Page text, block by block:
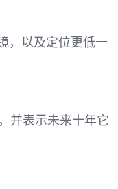
，以及定位更低一
并表示未来十年它